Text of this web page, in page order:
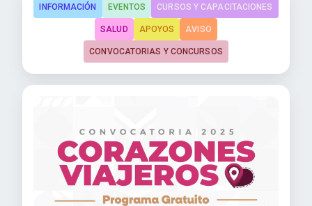
INFORMACIÓN EVENTOS CURSOS Y CAPACITACIONES
SALUD APOYOS AVISO
CONVOCATORIAS Y CONCURSOS